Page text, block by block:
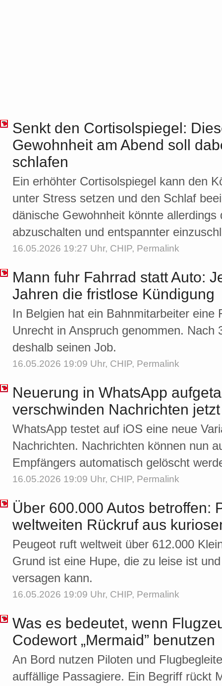
Senkt den Cortisolspiegel:
Gewohnheit am Abend soll
schlafen
Ein erhöhter Cortisolspiegel kann den
unter Stress setzen und den Schlaf
dänische Gewohnheit könnte allerdings
abzuschalten und entspannter
16.05.2026 19:27 Uhr, CHIP, Permalink
Mann fuhr Fahrrad statt Auto:
Jahren die fristlose Kündigung
In Belgien hat ein Bahnmitarbeiter eine
Unrecht in Anspruch genommen. Nach
deshalb seinen Job.
16.05.2026 19:09 Uhr, CHIP, Permalink
Neuerung in WhatsApp
verschwinden Nachrichten
WhatsApp testet auf iOS eine neue
Nachrichten. Nachrichten können nun
Empfängers automatisch gelöscht
16.05.2026 19:09 Uhr, CHIP, Permalink
Über 600.000 Autos betroffen:
weltweiten Rückruf aus
Peugeot ruft weltweit über 612.000
Grund ist eine Hupe, die zu leise ist
versagen kann.
16.05.2026 19:09 Uhr, CHIP, Permalink
Was es bedeutet, wenn
Codewort „Mermaid” benutzen
An Bord nutzen Piloten und
auffällige Passagiere. Ein Begriff rückt